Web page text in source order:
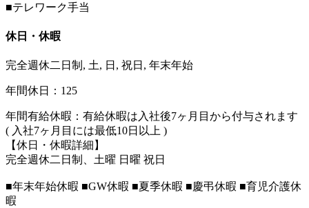
■テレワーク手当
休日・休暇
完全週休二日制, 土, 日, 祝日, 年末年始
年間休日：125
年間有給休暇：有給休暇は入社後7ヶ月目から付与されます
( 入社7ヶ月目には最低10日以上 )
【休日・休暇詳細】
完全週休二日制、土曜 日曜 祝日
■年末年始休暇 ■GW休暇 ■夏季休暇 ■慶弔休暇 ■育児介護休
暇